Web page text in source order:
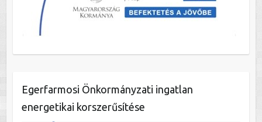
Egerfarmosi Önkormányzati ingatlan
energetikai korszerűsítése